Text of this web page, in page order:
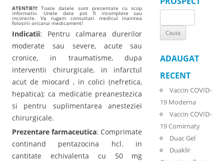
ATENTIE!!! Toate datele sunt prezentate cu scop
informativ. Unele date pot fi incomplete sau
incorecte. Va rugam consultati medicul inaintea
folosirii oricarui medicament!
Indicatii: Pentru calmarea durerilor
moderate sau severe, acute sau
cronice, in traumatisme, dupa
interventii chirurgicale, in infarctul
acut de miocard , in colici (nefretica,
hepatica); ca medicatie preanestezica
si pentru suplimentarea anesteziei
chirurgicale.
Prezentare farmaceutica: Comprimate
continand pentazocina hcl. in
cantitate echivalenta cu 50 mg
for:
ADAUGAT
RECENT
Vaccin COVID-
19 Moderna
Vaccin COVID-
19 Comirnaty
Duac Gel
Duaklir